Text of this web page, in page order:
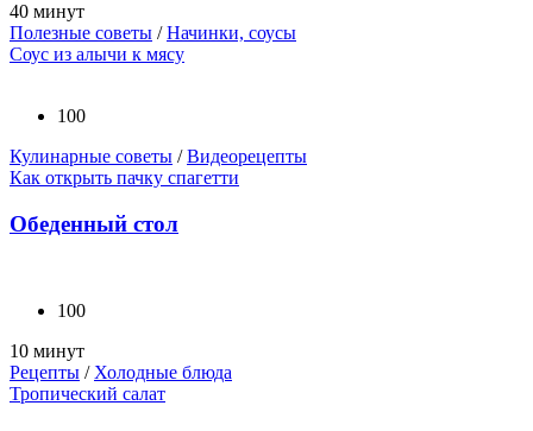
40 минут
Полезные советы /Начинки, соусы
Соус из алычи к мясу
100
Кулинарные советы /Видеорецепты
Как открыть пачку спагетти
Обеденный стол
100
10 минут
Рецепты / Холодные блюда
Тропический салат